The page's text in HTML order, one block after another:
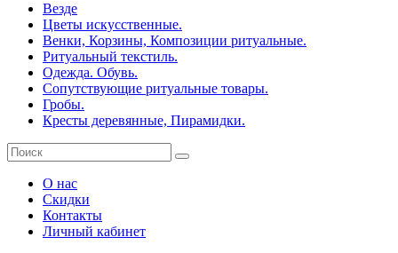
Везде
Цветы искусственные.
Венки, Корзины, Композиции ритуальные.
Ритуальный текстиль.
Одежда. Обувь.
Сопутствующие ритуальные товары.
Гробы.
Кресты деревянные, Пирамидки.
О нас
Скидки
Контакты
Личный кабинет